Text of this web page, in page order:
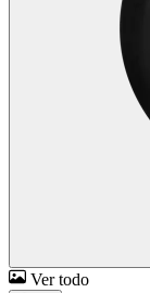
Ver todo